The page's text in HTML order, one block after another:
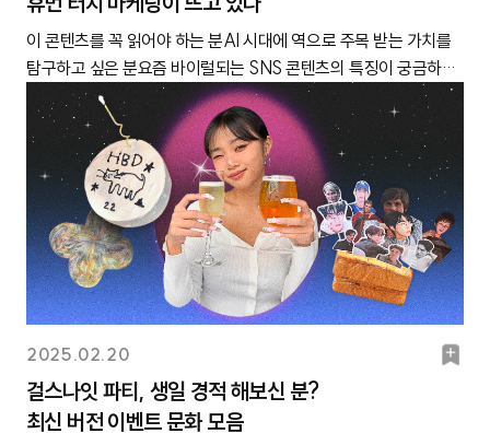
어요! 그중에서도 매년 인기인 테마가 봄인데요. 값비싼 다른 브랜
드의 봄 시즌 굿즈랑 디자인, 퀄리티 차이가 나지 않아서 더 입소문
이 나는 것 같아요. 텀블러부터 다꾸템까지 웬만한 상품군도 다 있
고요. 김하은(21세, 대학생)✔ 벚꽃필 때 되면 생각나는 곳은 ‘정독
도서관’‘벚꽃 맛집’에도 변화가 생기고 있어요. 전통의 명소 ‘한강공
원’만큼이나 ‘정독도서관’을 봄의 키워드로 꼽는 Z세대도 많았는데
요. 정원에서 벚꽃을 감상할 수 있고, 벚꽃을 바라보며 독서까지 할
수 있기 때문이라고 해요. 게다가 ‘스냅사진 명소’로도 유명하다고
하죠?3.1~4.7 기간 ‘정독도서관’ 연관 검색어 3위에 ‘벚꽃’이 오름
출처 빅데이터 플랫폼 ‘썸트렌드’정독도서관은 1~2년 전부터 벚꽃
스냅 명소로 유명해진 곳이에요. 재작년까지만 해도 벚꽃 보러 가는
사람들이 많았는데요. 1년 전부터 ‘독서’를 힙하다고 생각하는 분위
로도 통하더라고요. 최은세(25세,직장인)✔ 봄이 되면 떠나고 싶은
수도권 여행 스폿은 ‘수원 방화수류정’요즘 Z세대 사이에서 ‘수원’이
당일치기 여행지로 급부상하고 있습니다. 서울과 1시간 내의 거리에
랫폼별 대표 이미지를 정리했어요.인스타그램“지인 근황을 구경하
고, 연락하는 용도의 플랫폼으로 통해요”인스타그램은 콘텐츠를 볼
때뿐 아니라, 친구와 연락할 때도 많이 사용해요. 비중으로 따지면
거의 5:5일 정도? 스토리로 주변 사람들이 어떻게 사는지 구경하면
서 시간을 보내기도 하고요. 릴스 보다가 재밌는 걸 발견하면 바로
친구에게 DM으로 보내 수다를 떨어요. 각 잡고 중요한 이야기를 해
야 할 때는 카톡을 쓰지만, 가볍게 이야기할 일이 있으면 대부분 인
스타그램으로 연락을 주고받고 있어요. 그러다 보니 가볍게 연락용
으로 쓰는 플랫폼이라는 이미지가 생겼어요. 이성민(27세, 대학
생) 유튜브“TV만큼 완성도 높은 콘텐츠를 볼 수 있는 플랫폼이 됐
어요”아무래도 롱폼 플랫폼은 OTT를 제외하고 유튜브가 거의 유일
하잖아요. 그래서 밥 먹을 때 가장 많이 켜놓고 시청하는 플랫폼인
것 같아요. 특히 예능 클립, 브이로그, 게임 방송, 토크 등등 다른
SNS와는 비교할 수 없을 정도로 다양한 분야의 콘텐츠가 있다는
점이 특징이에요. 그리고 이전에는 개인 크리에이터가 제작하는 영
상이 대다수였다면, 최근에는 연예인이 MC를 맡고, 방송국 출신
상황을 연출해 짤이나 영상을 공유하는 Z세대가 많아졌어요. 뿐만
아니라, 마인크래프트 관련 밈이 유행하면서 최애의 사진을 마인크
래프트 배경에 합성하고 노는 경우도 많아졌고요. 이처럼 게임 2차
콘텐츠들이 인기를 끌면서, 마인크래프트의 그래픽 스타일도 더욱
주목받게 된 것이죠. 특히 엑스, 틱톡 유저들 사이에서 마인크래프
트의 그래픽 스타일을 활용한 제품이 인기입니다. 최애의 사진을 마
인크래프트 배경에 합성한 모습출처 @day6ki10gram(엑스) 좋아
하는 캐릭터를 마인크래프트로 구현한 짤들이 인기임, 출처
@mychivee(엑스) ✔ Z세대 찐의견요즘 마인크래프트 관련 콘텐
츠가 알고리즘에 정말 자주 떠요. 플레이 영상뿐만 아니라 밈을 활
용한 패러디 콘텐츠나, 마인크래프트 스타일로 만들어진 배경 화면
도 많이 보이더라고요. 마인크래프트는 네모난 픽셀이 강조된 그래
픽 덕분에 ‘게임 속 가상 세계’ 같은 분위기가 강하게 느껴지는데요.
그래서 오히려 실제 제품이나 사진에 마인크래프트의 요소를 적용
했을 때 생기는 부조화가 매력적으로 다가오는 것 같아요. 제 또래
다. 🔗 2025 이슈 캘린더 보러 가기그런데… ‘이슈’를 알아도 써먹
기가 쉽지 않다고요?다만, 어떤 기념일, 이벤트가 있는지 알아도 Z
세대 소비자가 원하는 마케팅까지 정확히 파악하기 쉽지 않죠. 젊은
층이 중요하게 생각한다는 기념일에 야심 차게 마케팅을 기획했는
데, 예상과 달리 어떤 반응도 얻지 못하고 묻히게 될 수도 있고요. 그
래서 캐릿이 시즌 마케팅에 고민이 많으실 독자분들을 위해 ‘Z세대
소비자 의견 모음’을 준비했습니다. 2025 주요 기념일, 이벤트와 관
련해 Z세대 소비자들이 ‘이런 마케팅 해주세요!’, ‘이런 마케팅은 별
로예요!’, ‘이날엔 이렇게 하는 게 또래들 문화예요!’라며 전해준 다
양한 의견을 모은 건데요. 총 28명의 Z세대 소비자로부터 180여 개
에 달하는 의견을 접수했고, 그중에 독자분들께 도움이 될 만한 아
이디어 위주로 엄선했습니다. 그러니 이번 콘텐츠는 꼭 북마크 한
세요!① 분기별 마케팅 플랜을 짜고 있다면?➔ 해당 분기의 Z세대
의견 살펴보며 아이데이션 해보세요!② 특정 기념일, 이벤트와 관
련된 마케팅 아이디어가 필요하다면?➔ ‘Ctrl+F’를 눌러 원하는 기
이 콘텐츠를 꼭 읽어야 하는 분AI 시대에 역으로 주목 받는 가치를
탐구하고 싶은 분요즘 바이럴되는 SNS 콘텐츠의 특징이 궁금하신
분지금 Z세대가 주목하는 마케팅 콘셉트가 궁금한 분챗 GPT 오류
시 직장인들 반응 재구성 우리는 현재 AI 의존증 시대에서 살아가고
있다고 해도 과언이 아닙니다.지난 2월 초, 챗GPT가 오류로 인해
잠시 멈춘 이슈가 있었는데요. 당시 각종 오픈채팅방, 커뮤니티에서
는 ‘챗 GPT 서버 다운돼서 불편하다’, ‘이제 AI 없이 일 못 하겠다’
등의 반응이 오갔습니다. 많은 이들이 1~2년 사이 AI 챗봇을 업무에
적극적으로 활용하기 시작하면서 불편함을 느끼는 이들이 많았던
거죠. 그만큼 AI 의존증이나 공포증에 대한 이야기도 끊임없이 제기
되고 있습니다.AI 의존증 시대에 더욱 주목받는 가치 “휴먼 터치
(Human Touch)”우리가 살펴볼 지점은 이러한 현상과 반대되는 흐
름 또한 발견되고 있다는 사실입니다. AI의 도움이 느껴지지 않는
오로지 ‘인간의 노력’이 부각되는 마케팅이나 콘텐츠에 대한 관심이
덩달아 높아지고 있는 건데요. 예를 들어, AI 툴에 간단한 프롬프트
걸스나잇 파티, 생일 경적 해보신 분?
최신 버전 이벤트 문화 모음
2025.02.20
북